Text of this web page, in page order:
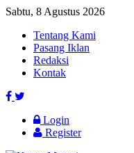
Sabtu, 8 Agustus 2026
Tentang Kami
Pasang Iklan
Redaksi
Kontak
Login
Register